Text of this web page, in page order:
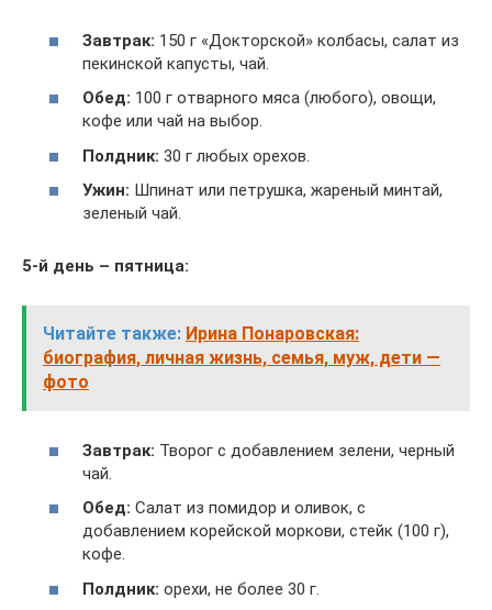
Завтрак: 150 г «Докторской» колбасы, салат из
пекинской капусты, чай.
Обед: 100 г отварного мяса (любого), овощи,
кофе или чай на выбор.
Полдник: 30 г любых орехов.
Ужин: Шпинат или петрушка, жареный минтай,
зеленый чай.
5-й день – пятница:
Читайте также: Ирина Понаровская:
биография, личная жизнь, семья, муж, дети —
фото
Завтрак: Творог с добавлением зелени, черный
чай.
Обед: Салат из помидор и оливок, с
добавлением корейской моркови, стейк (100 г),
кофе.
Полдник: орехи, не более 30 г.